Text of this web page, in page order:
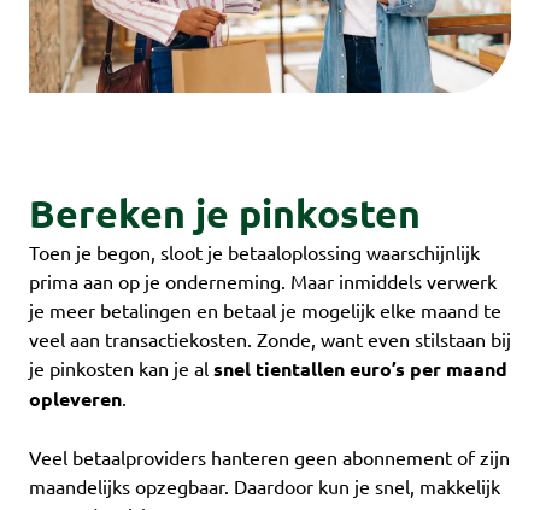
Bereken je pinkosten
Toen je begon, sloot je betaaloplossing waarschijnlijk
prima aan op je onderneming. Maar inmiddels verwerk
je meer betalingen en betaal je mogelijk elke maand te
veel aan transactiekosten. Zonde, want even stilstaan bij
je pinkosten kan je al snel tientallen euro’s per maand
opleveren
Veel betaalproviders hanteren geen abonnement of zijn
maandelijks opzegbaar. Daardoor kun je snel, makkelijk